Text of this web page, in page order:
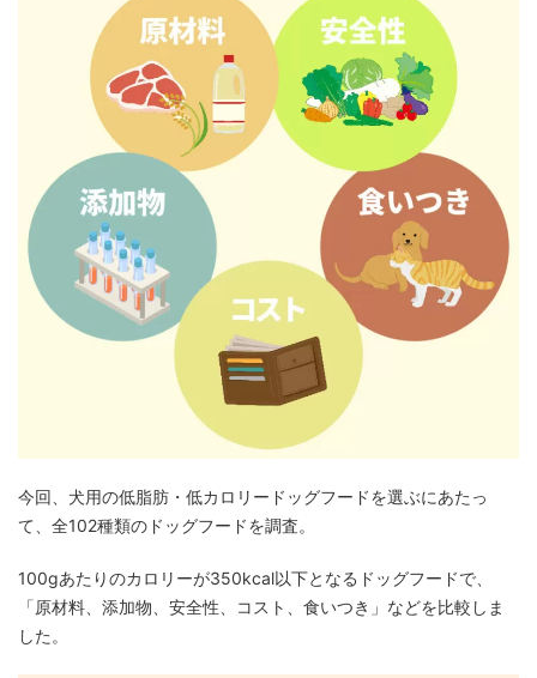
今回、犬用の低脂肪・低カロリードッグフードを選ぶにあたっ
て、全102種類のドッグフードを調査。
100gあたりのカロリーが350kcal以下となるドッグフードで、
「原材料、添加物、安全性、コスト、食いつき」などを比較しま
した。